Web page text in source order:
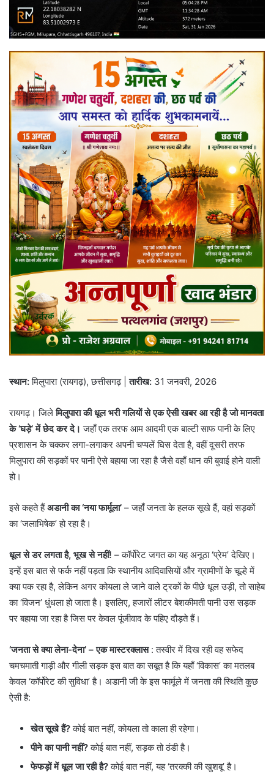
स्थान:मिलुपारा (रायगढ़), छत्तीसगढ़ |तारीख: 31 जनवरी, 2026
रायगढ़। जिलेमिलुपारा की धूल भरी गलियों से एक ऐसी खबर आ रही है जो मानवता
के ‘घड़े’ में छेद कर दे। जहाँ एक तरफ आम आदमी एक बाल्टी साफ पानी के लिए
प्रशासन के चक्कर लगा-लगाकर अपनी चप्पलें घिस देता है, वहीं दूसरी तरफ
मिलुपारा की सड़कों पर पानी ऐसे बहाया जा रहा है जैसे वहाँ धान की बुवाई होने वाली
हो।
इसे कहते हैंअडानी का ‘नया फार्मूला’ – जहाँ जनता के हलक सूखे हैं, वहां सड़कों
का ‘जलाभिषेक’ हो रहा है।
धूल से डर लगता है, भूख से नहीं! – ​कॉर्पोरेट जगत का यह अनूठा ‘प्रेम’ देखिए।
इन्हें इस बात से फर्क नहीं पड़ता कि स्थानीय आदिवासियों और ग्रामीणों के चूल्हे में
क्या पक रहा है, लेकिन अगर कोयला ले जाने वाले ट्रकों के पीछे धूल उड़ी, तो साहेब
का ‘विजन’ धुंधला हो जाता है। इसलिए, हजारों लीटर बेशकीमती पानी उस सड़क
पर बहाया जा रहा है जिस पर केवल पूंजीवाद के पहिए दौड़ते हैं।
‘जनता से क्या लेना-देना’ – एक मास्टरक्लास: तस्वीर में दिख रही वह सफेद
चमचमाती गाड़ी और गीली सड़क इस बात का सबूत है कि यहाँ ‘विकास’ का मतलब
केवल ‘कॉर्पोरेट की सुविधा’ है। अडानी जी के इस फार्मूले में जनता की स्थिति कुछ
ऐसी है:
खेत सूखे हैं?कोई बात नहीं, कोयला तो काला ही रहेगा।
पीने का पानी नहीं?कोई बात नहीं, सड़क तो ठंडी है।
फेफड़ों में धूल जा रही है?कोई बात नहीं, यह ‘तरक्की की खुशबू’ है।